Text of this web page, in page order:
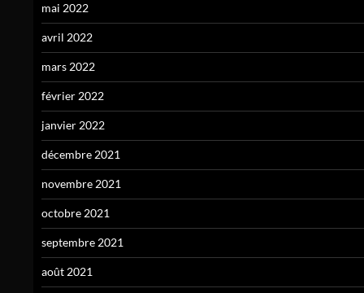
mai 2022
avril 2022
mars 2022
février 2022
janvier 2022
décembre 2021
novembre 2021
octobre 2021
septembre 2021
août 2021